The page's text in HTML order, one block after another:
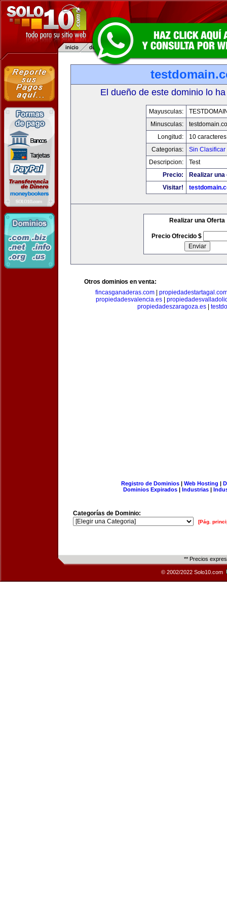
El dueño de este dominio lo
Mayusculas:
Minusculas:
Longitud:
10 caracteres
Categorias:
Sin Clasificar
Descripcion:
Test
Precio:
Realizar
Visitar!
Realizar una Oferta
Precio Ofrecido $
Otros dominios en venta:
fincasganaderas.com|
propiedadesvalencia.es|
propiedadeszaragoza.es|
Registro de Dominios| Web Hosting |
Dominios Expirados | Industrias |
Categorías de Dominio:
[Pág.
** Precios
© 2002/2022 Solo10.com